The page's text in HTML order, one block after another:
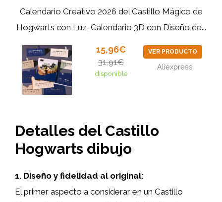
Calendario Creativo 2026 del Castillo Mágico de
Hogwarts con Luz, Calendario 3D con Diseño de...
15,96€
31,91€
disponible
VER PRODUCTO
Aliexpress
Detalles del Castillo
Hogwarts dibujo
1. Diseño y fidelidad al original:
El primer aspecto a considerar en un Castillo